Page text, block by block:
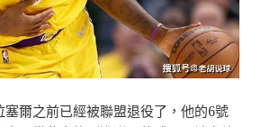
塞爾之前已經被聯盟退役了，他的6號